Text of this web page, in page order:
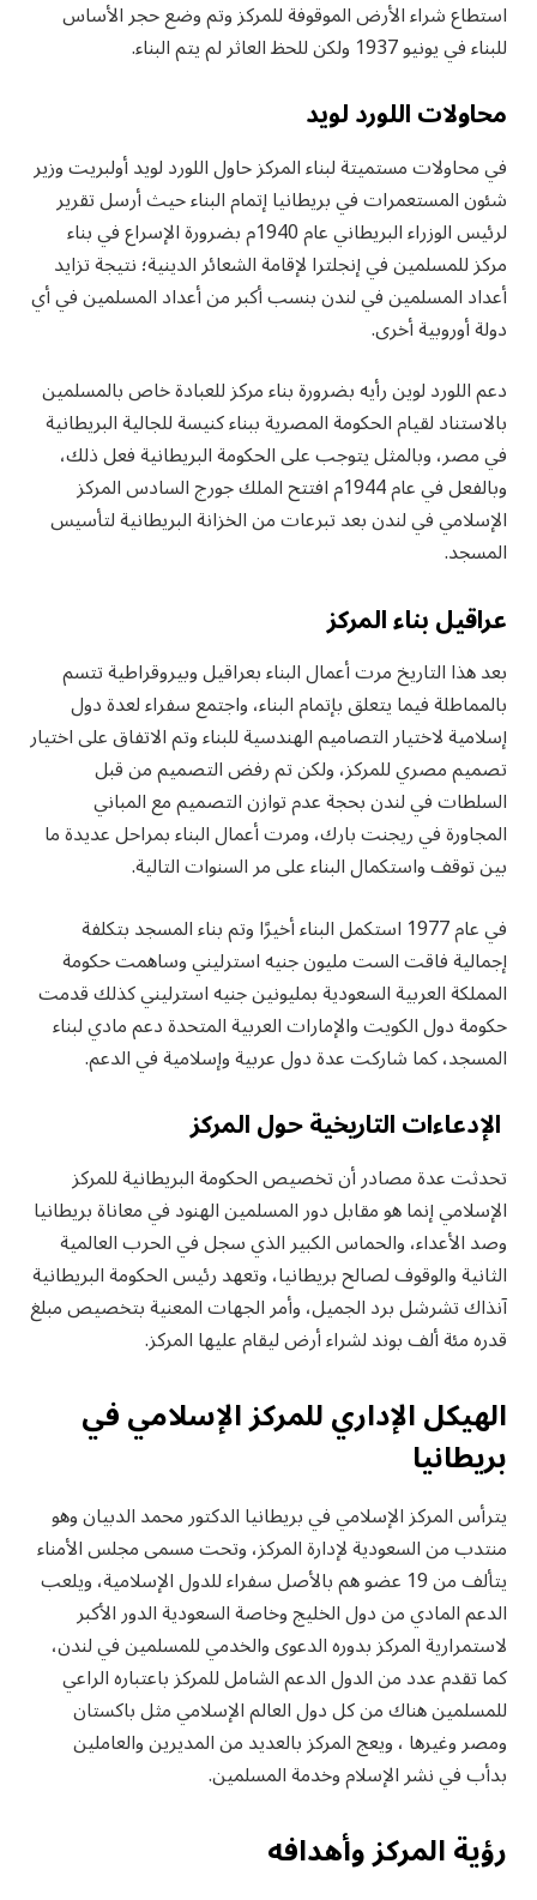
استطاع شراء الأرض الموقوفة للمركز وتم وضع حجر الأساس
للبناء في يونيو 1937 ولكن للحظ العاثر لم يتم البناء.
محاولات اللورد لويد
في محاولات مستميتة لبناء المركز حاول اللورد لويد أولبريت وزير
شئون المستعمرات في بريطانيا إتمام البناء حيث أرسل تقرير
لرئيس الوزراء البريطاني عام 1940م بضرورة الإسراع في بناء
مركز للمسلمين في إنجلترا لإقامة الشعائر الدينية؛ نتيجة تزايد
أعداد المسلمين في لندن بنسب أكبر من أعداد المسلمين في أي
دولة أوروبية أخرى.
دعم اللورد لوين رأيه بضرورة بناء مركز للعبادة خاص بالمسلمين
بالاستناد لقيام الحكومة المصرية ببناء كنيسة للجالية البريطانية
في مصر، وبالمثل يتوجب على الحكومة البريطانية فعل ذلك،
وبالفعل في عام 1944م افتتح الملك جورج السادس المركز
الإسلامي في لندن بعد تبرعات من الخزانة البريطانية لتأسيس
المسجد.
عراقيل بناء المركز
بعد هذا التاريخ مرت أعمال البناء بعراقيل وبيروقراطية تتسم
بالمماطلة فيما يتعلق بإتمام البناء، واجتمع سفراء لعدة دول
إسلامية لاختيار التصاميم الهندسية للبناء وتم الاتفاق على اختيار
تصميم مصري للمركز، ولكن تم رفض التصميم من قبل
السلطات في لندن بحجة عدم توازن التصميم مع المباني
المجاورة في ريجنت بارك، ومرت أعمال البناء بمراحل عديدة ما
بين توقف واستكمال البناء على مر السنوات التالية.
في عام 1977 استكمل البناء أخيرًا وتم بناء المسجد بتكلفة
إجمالية فاقت الست مليون جنيه استرليني وساهمت حكومة
المملكة العربية السعودية بمليونين جنيه استرليني كذلك قدمت
حكومة دول الكويت والإمارات العربية المتحدة دعم مادي لبناء
المسجد، كما شاركت عدة دول عربية وإسلامية في الدعم.
الإدعاءات التاريخية حول المركز
تحدثت عدة مصادر أن تخصيص الحكومة البريطانية للمركز
الإسلامي إنما هو مقابل دور المسلمين الهنود في معاناة بريطانيا
وصد الأعداء، والحماس الكبير الذي سجل في الحرب العالمية
الثانية والوقوف لصالح بريطانيا، وتعهد رئيس الحكومة البريطانية
آنذاك تشرشل برد الجميل، وأمر الجهات المعنية بتخصيص مبلغ
قدره مئة ألف بوند لشراء أرض ليقام عليها المركز.
الهيكل الإداري للمركز الإسلامي في
بريطانيا
يترأس المركز الإسلامي في بريطانيا الدكتور محمد الدبيان وهو
منتدب من السعودية لإدارة المركز، وتحت مسمى مجلس الأمناء
يتألف من 19 عضو هم بالأصل سفراء للدول الإسلامية، ويلعب
الدعم المادي من دول الخليج وخاصة السعودية الدور الأكبر
لاستمرارية المركز بدوره الدعوى والخدمي للمسلمين في لندن،
كما تقدم عدد من الدول الدعم الشامل للمركز باعتباره الراعي
للمسلمين هناك من كل دول العالم الإسلامي مثل باكستان
ومصر وغيرها ، ويعج المركز بالعديد من المديرين والعاملين
بدأب في نشر الإسلام وخدمة المسلمين.
رؤية المركز وأهدافه